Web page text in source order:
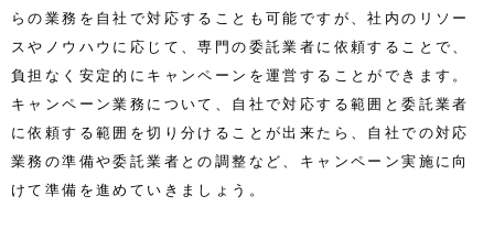
らの業務を自社で対応することも可能ですが、社内のリソー
スやノウハウに応じて、専門の委託業者に依頼することで、
負担なく安定的にキャンペーンを運営することができます。
キャンペーン業務について、自社で対応する範囲と委託業者
に依頼する範囲を切り分けることが出来たら、自社での対応
業務の準備や委託業者との調整など、キャンペーン実施に向
けて準備を進めていきましょう。